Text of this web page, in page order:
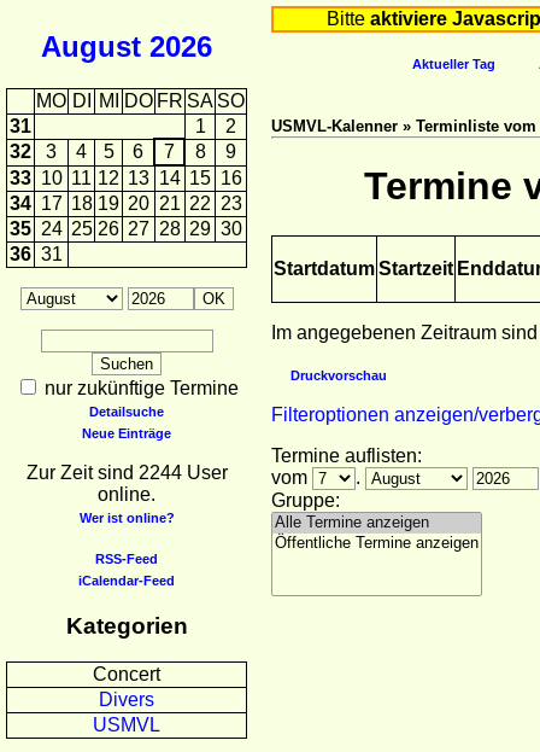
August 2026
MO DI MI DO FR SA SO
31
1
2
32
3 4 5 6 7 8
9
33 10 11 12 13 14 15 16
34 17 18 19 20 21 22 23
35 24 25 26 27 28 29 30
36 31
nur zukünftige Termine
Detailsuche
Neue Einträge
Zur Zeit sind 2244 User
online.
Wer ist online?
RSS-Feed
iCalendar-Feed
Kategorien
Concert
Divers
USMVL
Bitte aktiviere
Aktueller Tag
USMVL-Kalenner » Terminliste vom
Termine
StartdatumStartzeit
Im angegebenen Zeitraum
Druckvorschau
Filteroptionen anzeigen/
Termine auflisten:
vom
.
Gruppe: